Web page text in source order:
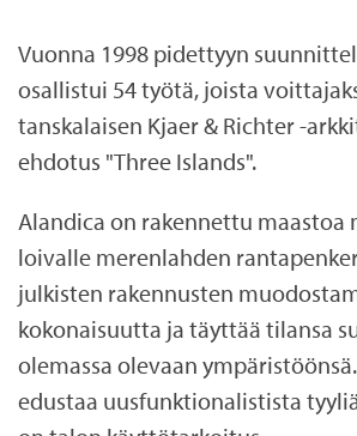
a
n
d
c
a
a
x
Vuonna 1998 pidettyyn
osallistui 54 työtä, joista
tanskalaisen Kjaer & Richter -
ehdotus "Three Islands".
Alandica on rakennettu maastoa
loivalle merenlahden
julkisten rakennusten
kokonaisuutta ja täyttää tilansa
olemassa olevaan
edustaa uusfunktionalistista